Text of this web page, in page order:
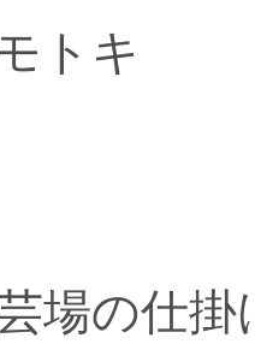
トキ
場の仕